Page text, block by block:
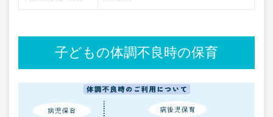
子どもの体調不良時の保育